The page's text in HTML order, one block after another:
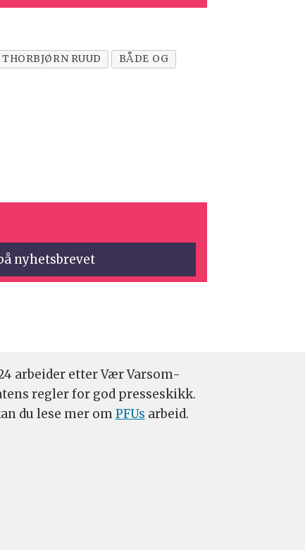
THORBJØRN RUUD
BÅDE OG
arbeider etter Vær Varsom-
regler for god presseskikk.
du lese mer omPFUs arbeid.